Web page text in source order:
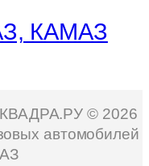
КАМАЗ
КВАДРА.РУ © 2026
автомобилей